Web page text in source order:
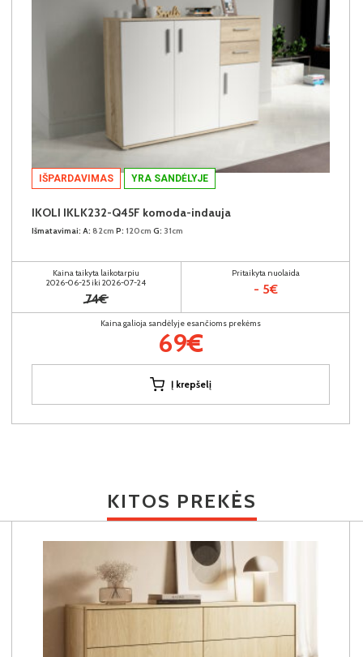
IŠPARDAVIMAS YRA SANDĖLYJE
IKOLI IKLK232-Q45F komoda-indauja
Išmatavimai: A: 82cm P: 120cm G: 31cm
Kaina taikyta laikotarpiu
2026-06-25 iki 2026-07-24
74€
Pritaikyta nuolaida
- 5€
Kaina galioja sandėlyje esančioms prekėms
69€
Į krepšelį
KITOS PREKĖS